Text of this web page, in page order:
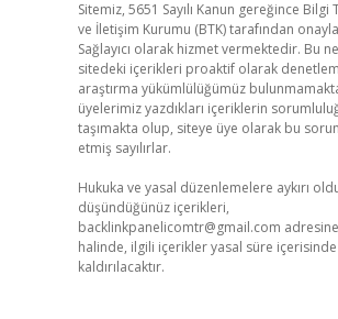
Sitemiz, 5651 Sayılı Kanun gereğince
ve İletişim Kurumu (BTK) tarafından
Sağlayıcı olarak hizmet vermektedir. Bu
sitedeki içerikleri proaktif olarak
araştırma yükümlülüğümüz
üyelerimiz yazdıkları içeriklerin
taşımakta olup, siteye üye olarak bu
etmiş sayılırlar.
Hukuka ve yasal düzenlemelere aykırı
düşündüğünüz içerikleri,
backlinkpanelicomtr@gmail.com
halinde, ilgili içerikler yasal süre
kaldırılacaktır.